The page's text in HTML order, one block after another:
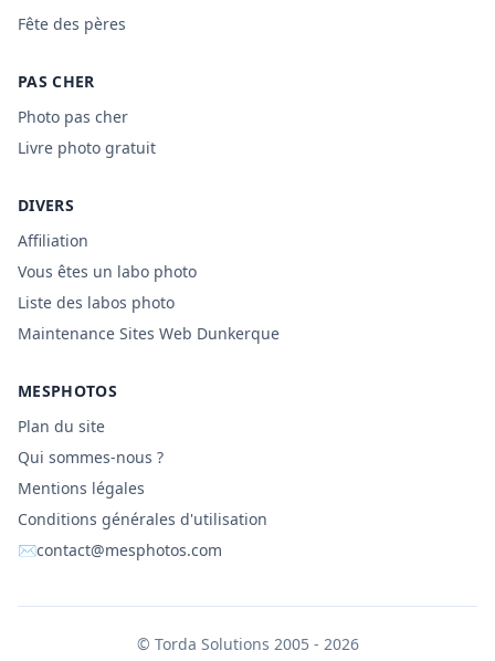
Fête des pères
PAS CHER
Photo pas cher
Livre photo gratuit
DIVERS
Affiliation
Vous êtes un labo photo
Liste des labos photo
Maintenance Sites Web Dunkerque
MESPHOTOS
Plan du site
Qui sommes-nous ?
Mentions légales
Conditions générales d'utilisation
✉contact@mesphotos.com
© Torda Solutions 2005 - 2026